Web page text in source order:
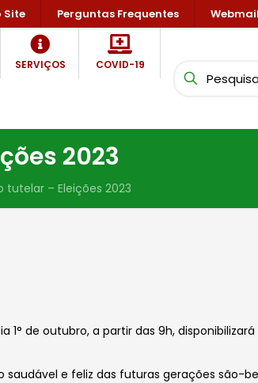
Site Perguntas Frequentes Webmail
SERVIÇOS COVID-19
2023
tutelar – Eleições 2023
de outubro, a partir das 9h,
e feliz das futuras gerações são-